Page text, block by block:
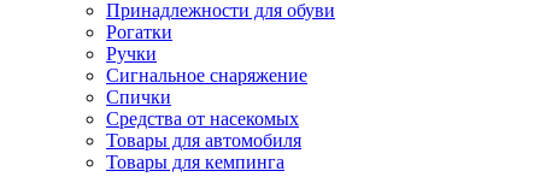
Принадлежности для обуви
Рогатки
Ручки
Сигнальное снаряжение
Спички
Средства от насекомых
Товары для автомобиля
Товары для кемпинга